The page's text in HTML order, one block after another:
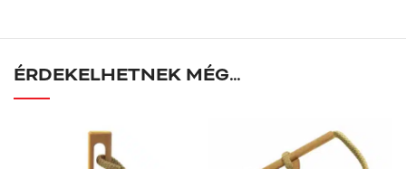
ÉRDEKELHETNEK MÉG…